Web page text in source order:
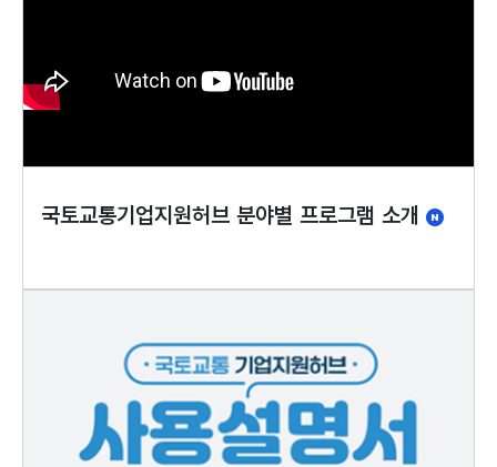
국토교통기업지원허브 분야별 프로그램 소개